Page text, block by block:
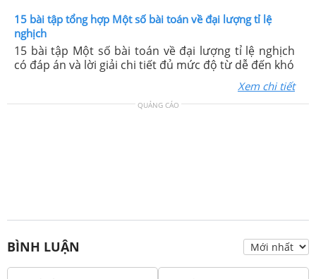
15 bài tập tổng hợp Một số bài toán về đại lượng tỉ lệ
nghịch
15 bài tập Một số bài toán về đại lượng tỉ lệ nghịch
có đáp án và lời giải chi tiết đủ mức độ từ dễ đến khó
Xem chi tiết
QUẢNG CÁO
BÌNH LUẬN